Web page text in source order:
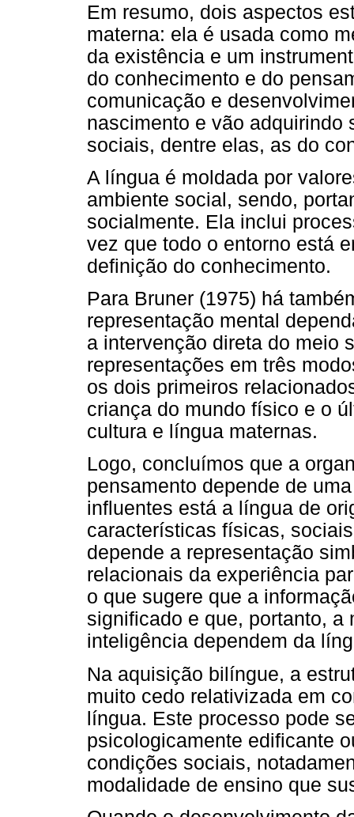
Em resumo, dois aspectos
materna: ela é usada como
da existência e um
do conhecimento e do
comunicação e
nascimento e vão adquirindo
sociais, dentre elas, as do
A língua é moldada por
ambiente social, sendo,
socialmente. Ela inclui
vez que todo o entorno está
definição do conhecimento.
Para Bruner (1975) há
representação mental
a intervenção direta do meio
representações em três
os dois primeiros
criança do mundo físico e o
cultura e língua maternas.
Logo, concluímos que a
pensamento depende de
influentes está a língua de
características físicas,
depende a representação
relacionais da experiência
o que sugere que a
significado e que, portanto,
inteligência dependem da
Na aquisição bilíngue, a
muito cedo relativizada em
língua. Este processo pode
psicologicamente edificante
condições sociais,
modalidade de ensino que